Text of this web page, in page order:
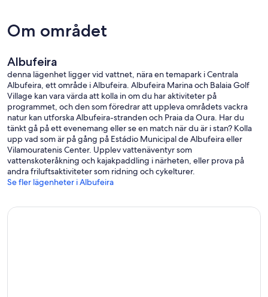
Om området
Albufeira
denna lägenhet ligger vid vattnet, nära en temapark i Centrala
Albufeira, ett område i Albufeira. Albufeira Marina och Balaia Golf
Village kan vara värda att kolla in om du har aktiviteter på
programmet, och den som föredrar att uppleva områdets vackra
natur kan utforska Albufeira-stranden och Praia da Oura. Har du
tänkt gå på ett evenemang eller se en match när du är i stan? Kolla
upp vad som är på gång på Estádio Municipal de Albufeira eller
Vilamouratenis Center. Upplev vattenäventyr som
vattenskoteråkning och kajakpaddling i närheten, eller prova på
andra friluftsaktiviteter som ridning och cykelturer.
Se fler lägenheter i Albufeira